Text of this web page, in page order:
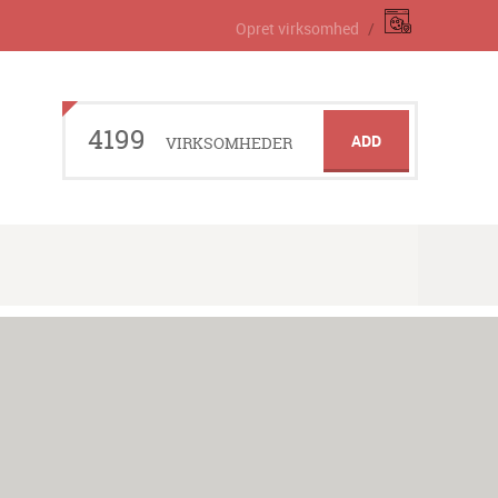
Opret virksomhed
4199 VIRKSOMHEDER ADD